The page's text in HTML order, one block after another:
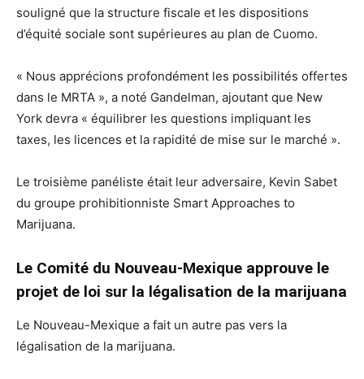
souligné que la structure fiscale et les dispositions
d’équité sociale sont supérieures au plan de Cuomo.
« Nous apprécions profondément les possibilités offertes
dans le MRTA », a noté Gandelman, ajoutant que New
York devra « équilibrer les questions impliquant les
taxes, les licences et la rapidité de mise sur le marché ».
Le troisième panéliste était leur adversaire, Kevin Sabet
du groupe prohibitionniste Smart Approaches to
Marijuana.
Le Comité du Nouveau-Mexique approuve le
projet de loi sur la légalisation de la marijuana
Le Nouveau-Mexique a fait un autre pas vers la
légalisation de la marijuana.